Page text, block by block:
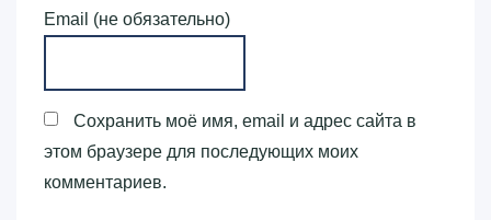
Email (не обязательно)
Сохранить моё имя, email и адрес сайта в
этом браузере для последующих моих
комментариев.